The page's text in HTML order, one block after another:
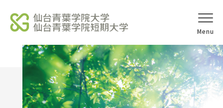
オープンキャ
ンパス
アクセス
学校法人北杜学園